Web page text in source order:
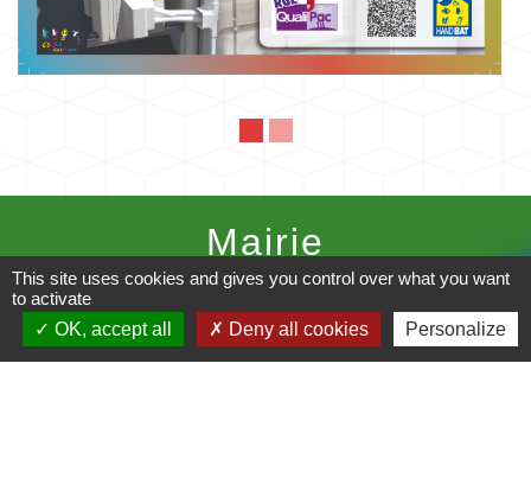
Mairie
Commune de Fleuré
Route de Poitiers
86340 Fleuré - FRANCE
This site uses cookies and gives you control over what you want
to activate
OK, accept all
Deny all cookies Personalize